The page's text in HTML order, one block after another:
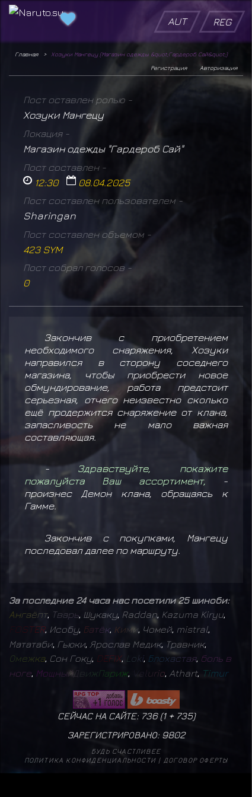
AUT REG
Главная
Хозуки Мангецу (Магазин одежды &quot;Гардероб Сай&quot;)
Авторизация
Регистрация
Пост оставлен ролью -
Хозуки Мангецу
Локация -
Магазин одежды "Гардероб Сай"
Пост составлен -
12:30 08.04.2025
Пост составлен пользователем -
Sharingan
Пост составлен объемом -
423 SYM
Пост собрал голосов -
0
Закончив с приобретением
необходимого снаряжения, Хозуки
направился в сторону соседнего
магазина, чтобы приобрести новое
обмундирование, работа предстоит
серьезная, отчего неизвестно сколько
ещё продержится снаряжение от клана,
запасливость не мало важная
составляющая.
- Здравствуйте, покажите
пожалуйста Ваш ассортимент, -
произнес Демон клана, обращаясь к
Гамме.
Закончив с покупками, Мангецу
последовал далее по маршруту.
За последние 24 часа нас посетили 25 шиноби:
Ангаёпт, Тварь Шукаку, Raddan Kazuma Kiryu,
OSTER, Исобу, Батёк, Кими Чомей, mistral
Мататаби, Гьюки, Ярослав Медик, Травник,
Омежка, Сон Гоку, DEFIX, L oki, Блохастая, боль в
ноге МощныйД ижПариж, e urio Athart, Timur
СЕЙЧАС НА САЙТЕ: 736 (1+ 735)
ЗАРЕГИСТРИРОВАНО: 9802
БУДЬ СЧАСТЛИВЕЕ
ПОЛИТИКА КОНФИДЕНЦИАЛЬНОСТИ| ДОГОВОР ОФЕРТЫ
mistral